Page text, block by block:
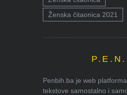
Ženska čitaonica 2021
P.E.N.
Penbih.ba je web
tekstove samostalno i